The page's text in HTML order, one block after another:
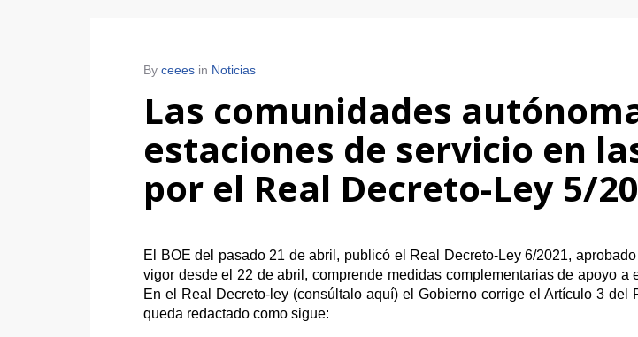
By ceees in Noticias
Las comunidades
estaciones de servicio en
por el Real Decreto-Ley 5/
El BOE del pasado 21 de abril, publicó el Real Decreto-Ley 6/2021,
vigor desde el 22 de abril, comprende medidas complementarias de apoyo
En el Real Decreto-ley (consúltalo aquí) el Gobierno corrige el Artículo 3
queda redactado como sigue: